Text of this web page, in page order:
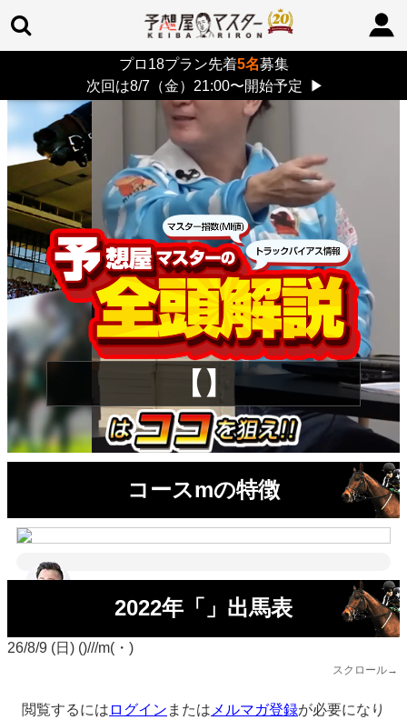
プロ18プラン先着5名募集
次回は8/7（金）21:00〜開始予定
▶
> 26/8/9 (日)
【】
コースmの特徴
2022年「」出馬表
26/8/9 (日) ()///m(・)
スクロール→
閲覧するには ログイン または メルマガ登録が必要になり